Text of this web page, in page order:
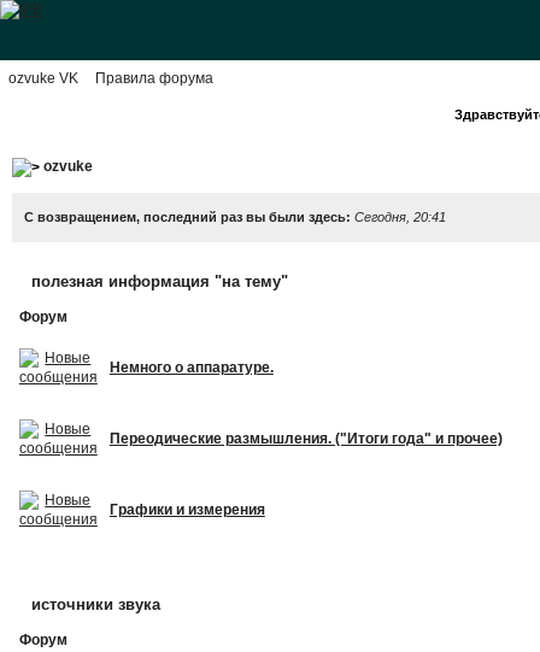
ozvuke VK Правила форума
ozvuke
С возвращением, последний раз вы были здесь: Сегодня, 20:41
полезная информация "на тему"
Форум
Немного о аппаратуре.
Переодические размышления. ("Итоги года" и прочее)
Графики и измерения
источники звука
Форум